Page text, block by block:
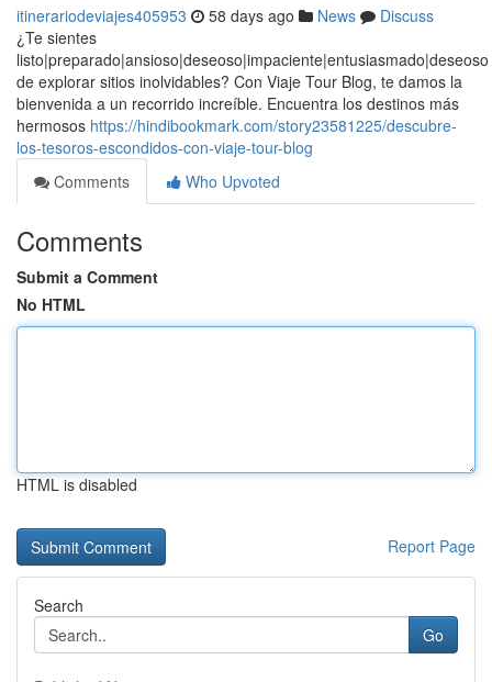
itinerariodeviajes405953 58 days ago News
Discuss
¿Te sientes
listo|preparado|ansioso|deseoso|impaciente|entusiasmado|deseoso
de explorar sitios inolvidables? Con Viaje Tour Blog, te damos la
bienvenida a un recorrido increíble. Encuentra los destinos más
hermosos https://hindibookmark.com/story23581225/descubre-
los-tesoros-escondidos-con-viaje-tour-blog
Comments
Who Upvoted
Comments
Submit a Comment
No HTML
HTML is disabled
Report Page
Search
Go